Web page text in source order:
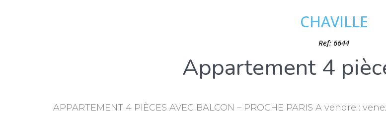
CHAVILLE
Ref: 6644
Appartement 4
APPARTEMENT 4 PIÈCES AVEC BALCON – PROCHE PARIS A vendre :